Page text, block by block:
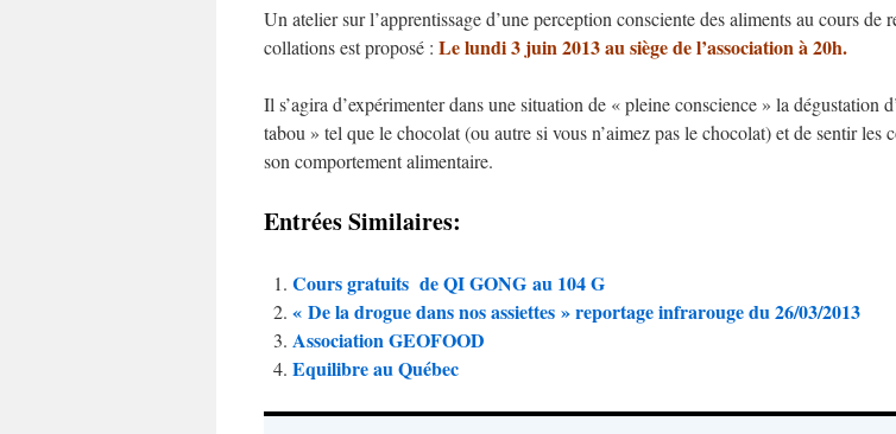
Un atelier sur l’apprentissage d’une perception consciente des aliments au cours de
collations est proposé : Le lundi 3 juin 2013 au siège de l’association à 20h.
Il s’agira d’expérimenter dans une situation de « pleine conscience » la dégustation
tabou » tel que le chocolat (ou autre si vous n’aimez pas le chocolat) et de sentir les
son comportement alimentaire.
Entrées Similaires:
Cours gratuits de QI GONG au 104 G
« De la drogue dans nos assiettes » reportage infrarouge du 26/03/2013
Association GEOFOOD
Equilibre au Québec